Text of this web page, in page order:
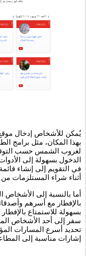
أثناء شراء المستلزمات
إشارات مناسبة إلى